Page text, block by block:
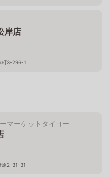
岸店
町3-296-1
マーケットタイヨー
原2-31-31